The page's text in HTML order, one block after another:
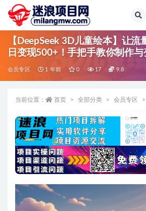
【DeepSeek 3D儿童绘本】让
日变现500+！手把手教你制作与
会员专区 1 年前 0 17 9.8
当前位置： 首页 全部分类 会员专区
全部